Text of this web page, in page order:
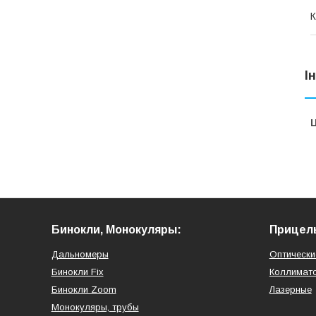
Бинокли, Монокуляры:
Дальномеры
Бинокли Fix
Бинокли Zoom
Монокуляры, трубы
Лазерные